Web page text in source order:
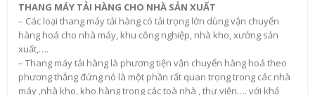
THANG MÁY TẢI HÀNG CHO NHÀ SẢN XUẤT
– Các loại thang máy tải hàng có tải trọng lớn dùng vận chuyển
hàng hoá cho nhà máy, khu công nghiệp, nhà kho, xưởng sản
xuất,….
– Thang máy tải hàng là phương tiện vận chuyển hàng hoá theo
phương thẳng đứng nó là một phần rất quan trọng trong các nhà
máy ,nhà kho, kho hàng trong các toà nhà , thư viện…. với khả